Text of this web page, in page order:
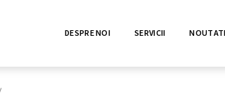
DESPRE NOI SERVICII NOUTATI